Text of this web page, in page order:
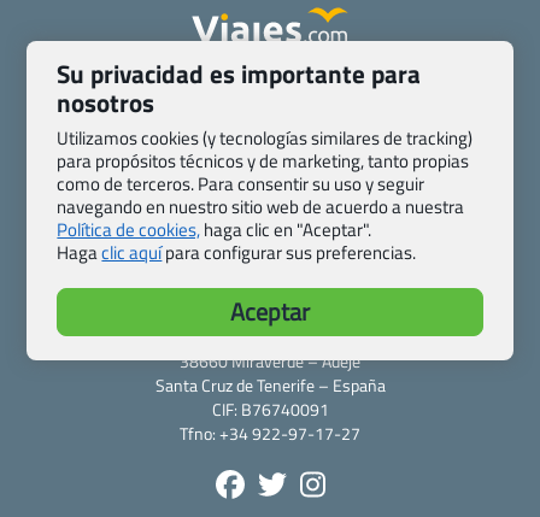
Quienes somos
Contacto
Pasaporte, Visado, Salud y otras disposiciones específicas
Blog de Viajes.com
Registro de agencias
Preguntas frecuentes
Condiciones generales
Política de privacidad y cookies
Transparencia
Todas las páginas – sitemap
Viajes.com
Last Minute Express S.L.U.
c/ Drago, CC HLS, Local 13
38660 Miraverde – Adeje
Santa Cruz de Tenerife – España
CIF: B76740091
Tfno: +34 922-97-17-27
Su privacidad es importante para
nosotros
Utilizamos cookies (y tecnologías similares de tracking)
para propósitos técnicos y de marketing, tanto propias
como de terceros. Para consentir su uso y seguir
navegando en nuestro sitio web de acuerdo a nuestra
Política de cookies,haga clic en "Aceptar".
Hagaclic aquípara configurar sus preferencias.
Aceptar